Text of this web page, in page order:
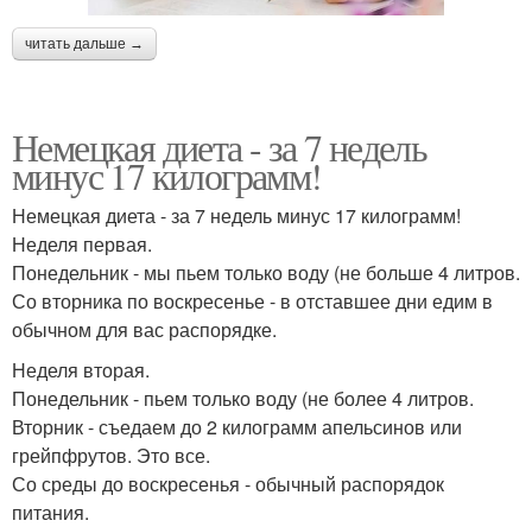
читать дальше →
Немецкая диета - за 7 недель
минус 17 килограмм!
Немецкая диета - за 7 недель минус 17 килограмм!
Неделя первая.
Понедельник - мы пьем только воду (не больше 4 литров.
Со вторника по воскресенье - в отставшее дни едим в
обычном для вас распорядке.
Неделя вторая.
Понедельник - пьем только воду (не более 4 литров.
Вторник - съедаем до 2 килограмм апельсинов или
грейпфрутов. Это все.
Со среды до воскресенья - обычный распорядок
питания.